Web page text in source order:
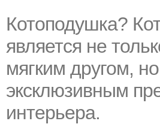
Котоподушка?
является не
мягким другом,
эксклюзивным
интерьера.